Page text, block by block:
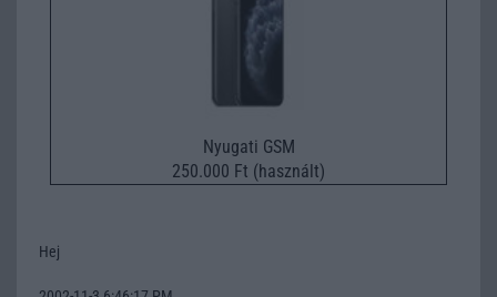
Nyugati GSM
250.000 Ft (használt)
Hej